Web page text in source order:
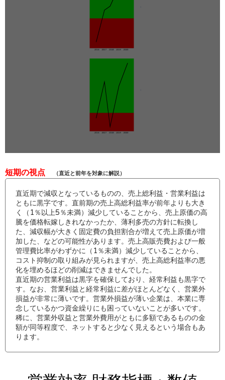
短期の視点 （直近と前年を対象に解説）
直近期で減収となっているものの、売上総利益・営業利益は
ともに黒字です。直前期の売上高総利益率が前年よりも大き
く（1％以上5％未満）減少していることから、売上原価の高
騰を価格転嫁しきれなかったか、薄利多売の方針に転換し
た、減収幅が大きく固定費の負担割合が増えて売上原価が増
加した、などの可能性があります。売上高販売費および一般
管理費比率がわずかに（1％未満）減少していることから、
コスト抑制の取り組みが見られますが、売上高総利益率の悪
化を埋めるほどの削減はできませんでした。
直近期の営業利益は黒字を確保しており、経常利益も黒字で
す。なお、営業利益と経常利益に差がほとんどなく、営業外
損益が非常に薄いです。営業外損益が薄い企業は、本業に専
念しているかつ資金繰りにも困っていないことが多いです。
稀に、営業外収益と営業外費用がともに多額であるものの金
額が同等程度で、ネットすると少なく見えるという場合もあ
ります。